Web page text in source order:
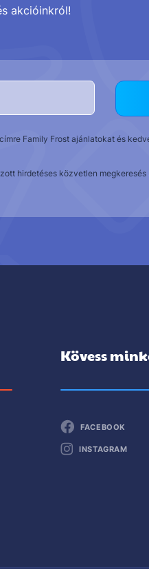
akcióinkról!
Family Frost ajánlatokat és
hirdetéses közvetlen
Kövess
FACEBOOK
INSTAGRAM